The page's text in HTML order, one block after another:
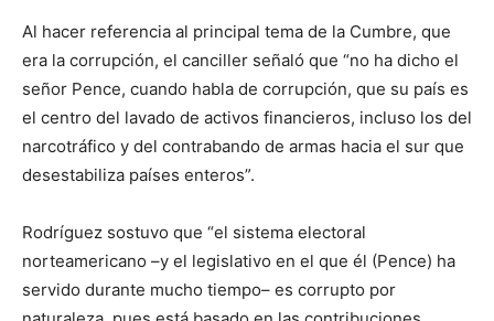
Al hacer referencia al principal tema de la Cumbre, que
era la corrupción, el canciller señaló que “no ha dicho el
señor Pence, cuando habla de corrupción, que su país es
el centro del lavado de activos financieros, incluso los del
narcotráfico y del contrabando de armas hacia el sur que
desestabiliza países enteros”.
Rodríguez sostuvo que “el sistema electoral
norteamericano –y el legislativo en el que él (Pence) ha
servido durante mucho tiempo– es corrupto por